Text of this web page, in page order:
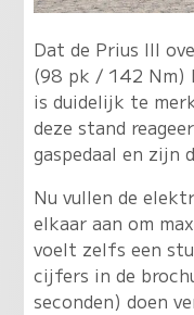
Dat de Prius III
(98 pk / 142 Nm)
is duidelijk te
deze stand
gaspedaal en zijn
Nu vullen de
elkaar aan om
voelt zelfs een
cijfers in de
seconden) doen